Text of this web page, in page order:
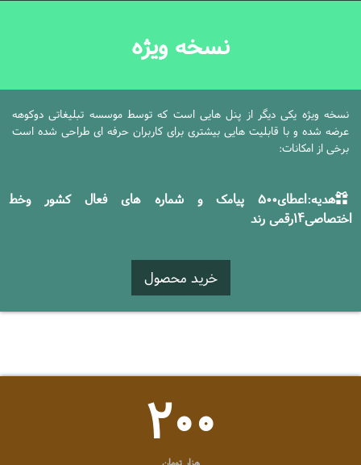
نسخه ویژه
نسخه ویژه یکی دیگر از پنل هایی است که توسط موسسه تبلیغاتی دوکوهه
عرضه شده و با قابلیت هایی بیشتری برای کاربران حرفه ای طراحی شده است
برخی از امکانات:
هدیه:اعطای500 پیامک و شماره های فعال کشور وخط
اختصاصی14رقمی رند
خرید محصول
200
هزار تومان